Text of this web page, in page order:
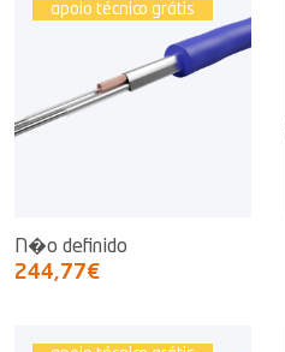
apoio técnico grátis
N�o definido
244,77€